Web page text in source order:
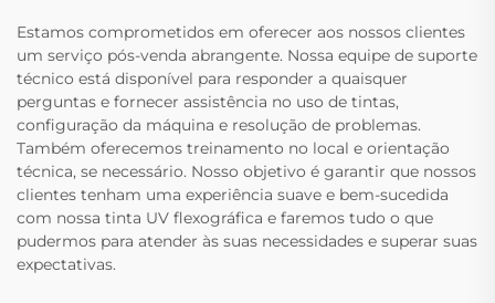
Estamos comprometidos em oferecer aos nossos clientes
um serviço pós-venda abrangente. Nossa equipe de suporte
técnico está disponível para responder a quaisquer
perguntas e fornecer assistência no uso de tintas,
configuração da máquina e resolução de problemas.
Também oferecemos treinamento no local e orientação
técnica, se necessário. Nosso objetivo é garantir que nossos
clientes tenham uma experiência suave e bem-sucedida
com nossa tinta UV flexográfica e faremos tudo o que
pudermos para atender às suas necessidades e superar suas
expectativas.